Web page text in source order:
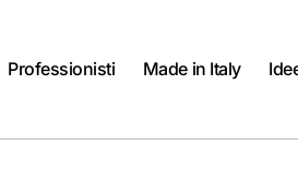
Professionisti Made in Italy